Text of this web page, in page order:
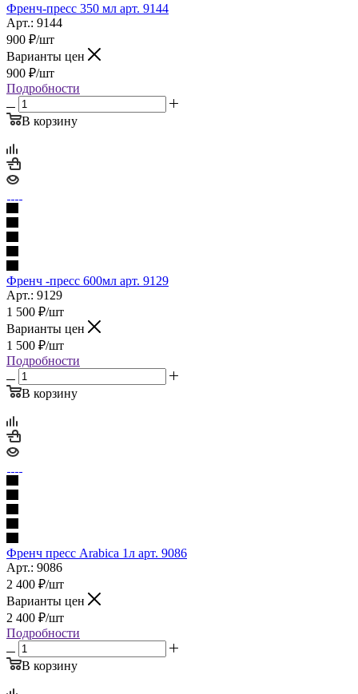
Френч-пресс 350 мл арт. 9144
Арт.: 9144
900 ₽/шт
Варианты цен
900 ₽/шт
Подробности
В корзину
Френч -пресс 600мл арт. 9129
Арт.: 9129
1 500 ₽/шт
Варианты цен
1 500 ₽/шт
Подробности
В корзину
Френч пресс Arabica 1л арт. 9086
Арт.: 9086
2 400 ₽/шт
Варианты цен
2 400 ₽/шт
Подробности
В корзину